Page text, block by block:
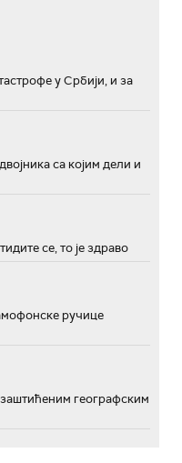
у Србији, и за
са којим дели и
се, то је здраво
ручице
географским